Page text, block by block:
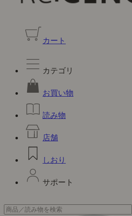
カート
カテゴリ
お買い物
読み物
店舗
しおり
サポート